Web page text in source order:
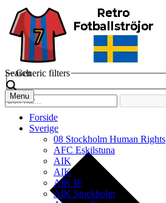
Search
Generic filters
Menu
Forside
Sverige
08 Stockholm Human Rights
AFC Eskilstuna
AIK
AIK
AIK IF
AIK Stockholm